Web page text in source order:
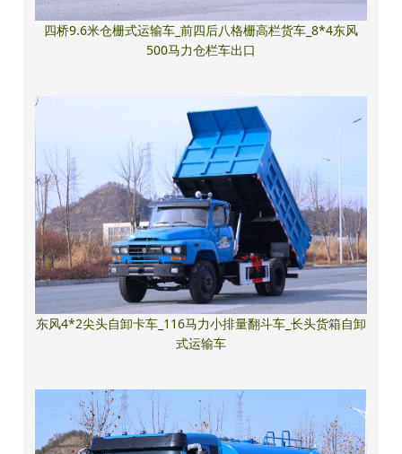
四桥9.6米仓栅式运输车_前四后八格栅高栏货车_8*4东风
500马力仓栏车出口
东风4*2尖头自卸卡车_116马力小排量翻斗车_长头货箱自卸
式运输车